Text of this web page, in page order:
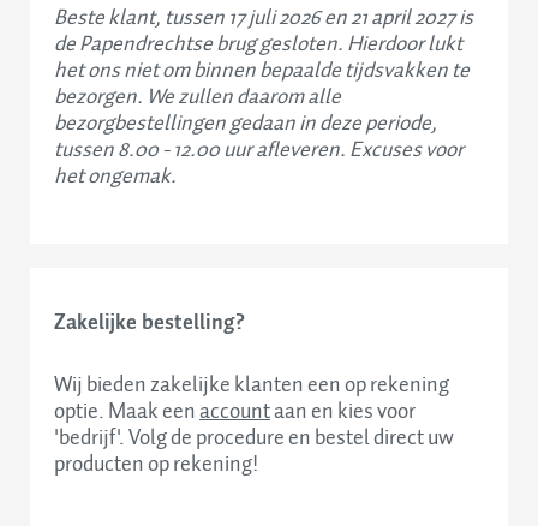
Beste klant, tussen 17 juli 2026 en 21 april 2027 is
de Papendrechtse brug gesloten. Hierdoor lukt
het ons niet om binnen bepaalde tijdsvakken te
bezorgen. We zullen daarom alle
bezorgbestellingen gedaan in deze periode,
tussen 8.00 - 12.00 uur afleveren. Excuses voor
het ongemak.
Zakelijke bestelling?
Wij bieden zakelijke klanten een op rekening
optie. Maak eenaccountaan en kies voor
'bedrijf'. Volg de procedure en bestel direct uw
producten op rekening!